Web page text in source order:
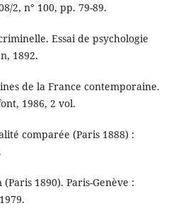
2, n° 100, pp. 79-89.
Essai de psychologie
1892.
de la France contemporaine.
1986, 2 vol.
comparée (Paris 1888) :
(Paris 1890). Paris-Genève :